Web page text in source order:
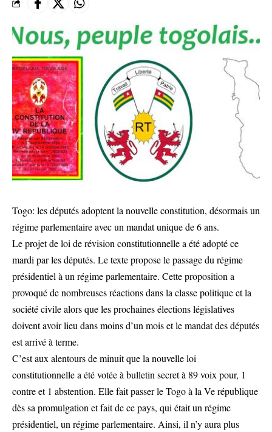
Togo: les députés adoptent la nouvelle constitution, désormais un
régime parlementaire avec un mandat unique de 6 ans.
Le projet de loi de révision constitutionnelle a été adopté ce
mardi par les députés. Le texte propose le passage du régime
présidentiel à un régime parlementaire. Cette proposition a
provoqué de nombreuses réactions dans la classe politique et la
société civile alors que les prochaines élections législatives
doivent avoir lieu dans moins d’un mois et le mandat des députés
est arrivé à terme.
C’est aux alentours de minuit que la nouvelle loi
constitutionnelle a été votée à bulletin secret à 89 voix pour, 1
contre et 1 abstention. Elle fait passer le Togo à la Ve république
dès sa promulgation et fait de ce pays, qui était un régime
présidentiel, un régime parlementaire. Ainsi, il n’y aura plus